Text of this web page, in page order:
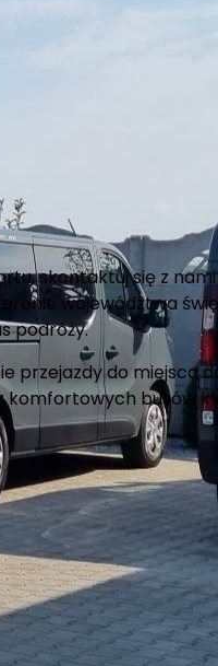
skontaktuj się z
województwa
podróży.
przejazdy do miejsca
busów